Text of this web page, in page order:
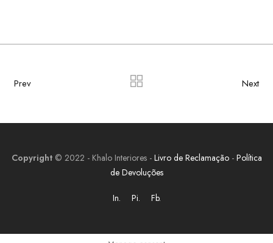
Prev Next
Copyright© 2022 - Khalo Interiores - Livro de Reclamação- Política
de Devoluções
In. Pi. Fb.